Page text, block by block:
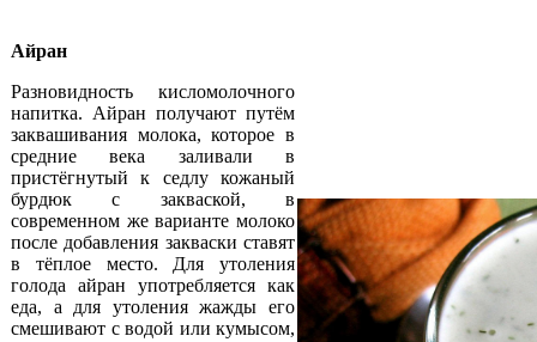
Айран
Разновидность кисломолочного
напитка. Айран получают путём
заквашивания молока, которое в
средние века заливали в
пристёгнутый к седлу кожаный
бурдюк с закваской, в
современном же варианте молоко
после добавления закваски ставят
в тёплое место. Для утоления
голода айран употребляется как
еда, а для утоления жажды его
смешивают с водой или кумысом,